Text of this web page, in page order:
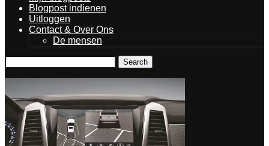
Blogpost indienen
Uitloggen
Contact & Over Ons
De mensen
Search